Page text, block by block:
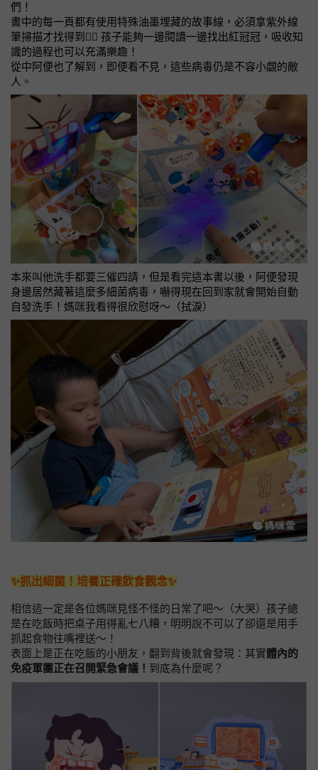
們！
書中的每一頁都有使用特殊油墨埋藏的故事線，必須拿紫外線
筆掃描才找得到🕵️‍♀️ 孩子能夠一邊閱讀一邊找出紅冠冠，吸收知
識的過程也可以充滿樂趣！
從中阿便也了解到，即便看不見，這些病毒仍是不容小覷的敵
人。
本來叫他洗手都要三催四請，但是看完這本書以後，阿便發現
身邊居然藏著這麼多細菌病毒，嚇得現在回到家就會開始自動
自發洗手！媽咪我看得很欣慰呀～（拭淚）
✨抓出細菌！培養正確飲食觀念✨
相信這一定是各位媽咪見怪不怪的日常了吧～（大哭）孩子總
是在吃飯時把桌子用得亂七八糟，明明說不可以了卻還是用手
抓起食物往嘴裡送～！
表面上是正在吃飯的小朋友，翻到背後就會發現：其實體內的
免疫軍團正在召開緊急會議！ 到底為什麼呢？